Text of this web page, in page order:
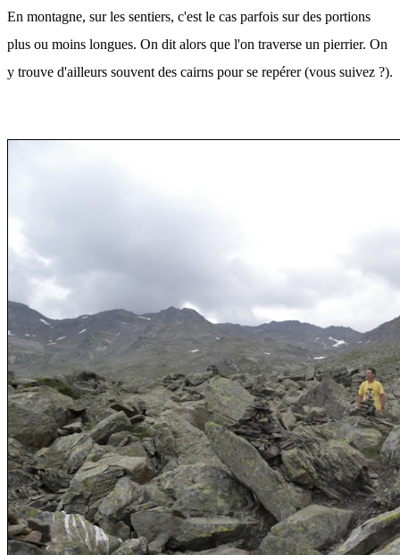
En montagne, sur les sentiers, c'est le cas parfois sur des portions
plus ou moins longues. On dit alors que l'on traverse un pierrier. On
y trouve d'ailleurs souvent des cairns pour se repérer (vous suivez ?).